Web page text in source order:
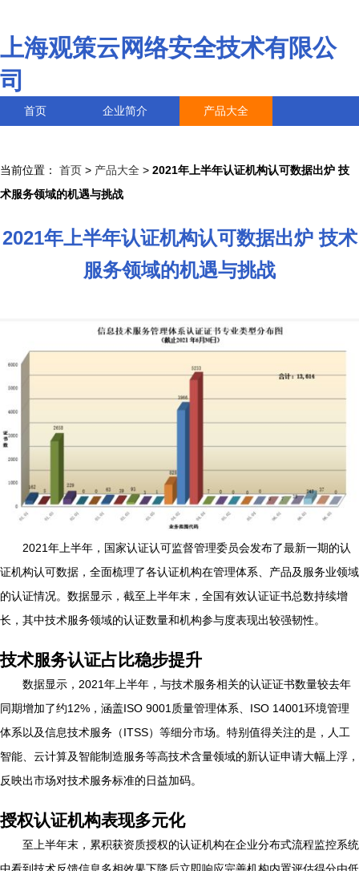
上海观策云网络安全技术有限公
司
首页 企业简介 产品大全
当前位置： 首页 > 产品大全 > 2021年上半年认证机构认可数据出炉 技
术服务领域的机遇与挑战
2021年上半年认证机构认可数据出炉 技术
服务领域的机遇与挑战
2021年上半年，国家认证认可监督管理委员会发布了最新一期的认
证机构认可数据，全面梳理了各认证机构在管理体系、产品及服务业领域
的认证情况。数据显示，截至上半年末，全国有效认证证书总数持续增
长，其中技术服务领域的认证数量和机构参与度表现出较强韧性。
技术服务认证占比稳步提升
数据显示，2021年上半年，与技术服务相关的认证证书数量较去年
同期增加了约12%，涵盖ISO 9001质量管理体系、ISO 14001环境管理
体系以及信息技术服务（ITSS）等细分市场。特别值得关注的是，人工
智能、云计算及智能制造服务等高技术含量领域的新认证申请大幅上浮，
反映出市场对技术服务标准的日益加码。
授权认证机构表现多元化
至上半年末，累积获资质授权的认证机构在企业分布式流程监控系统